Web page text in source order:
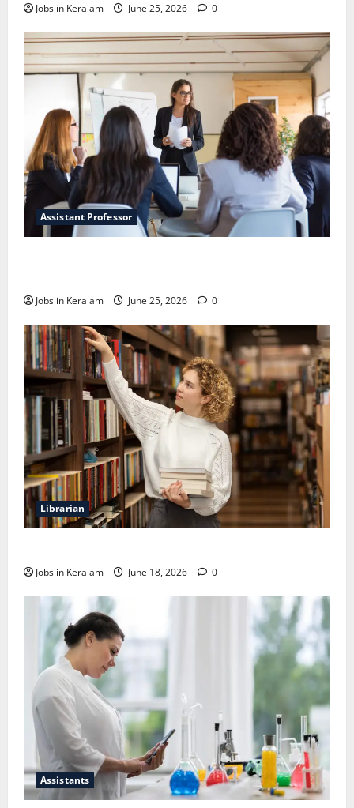
Jobs in Keralam June 25, 2026 0
Assistant Professor
Jobs in Keralam June 25, 2026 0
Librarian
Jobs in Keralam June 18, 2026 0
Assistants